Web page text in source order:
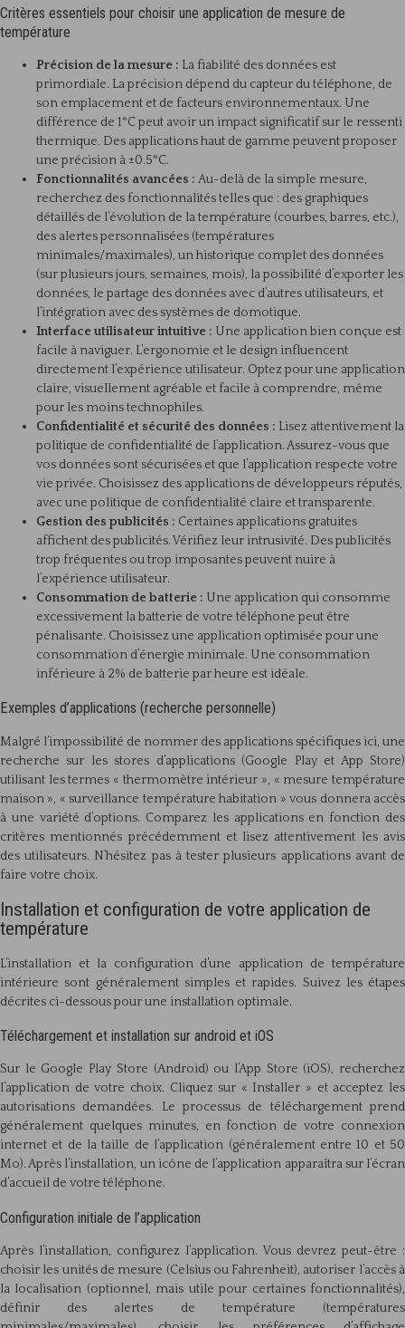
Critères essentiels pour choisir une application de mesure de
température
Précision de la mesure : La fiabilité des données est
primordiale. La précision dépend du capteur du téléphone, de
son emplacement et de facteurs environnementaux. Une
différence de 1°C peut avoir un impact significatif sur le ressenti
thermique. Des applications haut de gamme peuvent proposer
une précision à ±0.5°C.
Fonctionnalités avancées : Au-delà de la simple mesure,
recherchez des fonctionnalités telles que : des graphiques
détaillés de l’évolution de la température (courbes, barres, etc.),
des alertes personnalisées (températures
minimales/maximales), un historique complet des données
(sur plusieurs jours, semaines, mois), la possibilité d’exporter les
données, le partage des données avec d’autres utilisateurs, et
l’intégration avec des systèmes de domotique.
Interface utilisateur intuitive : Une application bien conçue est
facile à naviguer. L’ergonomie et le design influencent
directement l’expérience utilisateur. Optez pour une application
claire, visuellement agréable et facile à comprendre, même
pour les moins technophiles.
Confidentialité et sécurité des données : Lisez attentivement la
politique de confidentialité de l’application. Assurez-vous que
vos données sont sécurisées et que l’application respecte votre
vie privée. Choisissez des applications de développeurs réputés,
avec une politique de confidentialité claire et transparente.
Gestion des publicités : Certaines applications gratuites
affichent des publicités. Vérifiez leur intrusivité. Des publicités
trop fréquentes ou trop imposantes peuvent nuire à
l’expérience utilisateur.
Consommation de batterie : Une application qui consomme
excessivement la batterie de votre téléphone peut être
pénalisante. Choisissez une application optimisée pour une
consommation d’énergie minimale. Une consommation
inférieure à 2% de batterie par heure est idéale.
Exemples d’applications (recherche personnelle)
Malgré l’impossibilité de nommer des applications spécifiques ici, une
recherche sur les stores d’applications (Google Play et App Store)
utilisant les termes « thermomètre intérieur », « mesure température
maison », « surveillance température habitation » vous donnera accès
à une variété d’options. Comparez les applications en fonction des
critères mentionnés précédemment et lisez attentivement les avis
des utilisateurs. N’hésitez pas à tester plusieurs applications avant de
faire votre choix.
Installation et configuration de votre application de
température
L’installation et la configuration d’une application de température
intérieure sont généralement simples et rapides. Suivez les étapes
décrites ci-dessous pour une installation optimale.
Téléchargement et installation sur android et iOS
Sur le Google Play Store (Android) ou l’App Store (iOS), recherchez
l’application de votre choix. Cliquez sur « Installer » et acceptez les
autorisations demandées. Le processus de téléchargement prend
généralement quelques minutes, en fonction de votre connexion
internet et de la taille de l’application (généralement entre 10 et 50
Mo). Après l’installation, un icône de l’application apparaîtra sur l’écran
d’accueil de votre téléphone.
Configuration initiale de l’application
Après l’installation, configurez l’application. Vous devrez peut-être :
choisir les unités de mesure (Celsius ou Fahrenheit), autoriser l’accès à
la localisation (optionnel, mais utile pour certaines fonctionnalités),
définir des alertes de température (températures